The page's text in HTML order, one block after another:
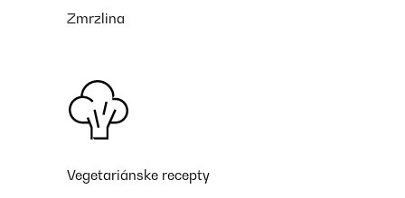
Zmrzlina
Vegetariánske recepty